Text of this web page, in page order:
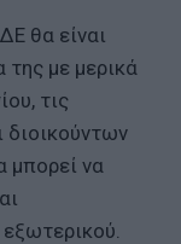
θα είναι
με μερικά
τις
διοικούντων
μπορεί να